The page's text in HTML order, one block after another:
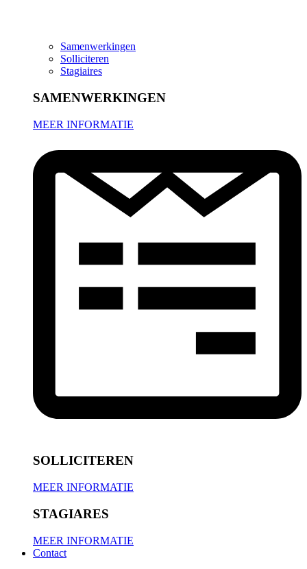
Samenwerkingen
Solliciteren
Stagiaires
SAMENWERKINGEN
MEER INFORMATIE
SOLLICITEREN
MEER INFORMATIE
STAGIARES
MEER INFORMATIE
Contact